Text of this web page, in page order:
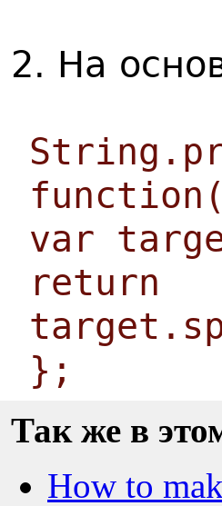
2. На
var
return
};
Так же в
How to